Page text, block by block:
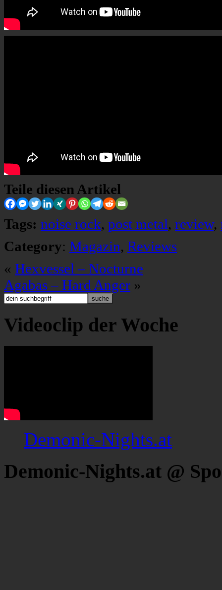
Teile diesen Artikel
Tags: noise rock, post metal, review,
Category: Magazin, Reviews
« Hexvessel – Nocturne
Agabas – Hard Anger »
Videoclip der Woche
Demonic-Nights.at
Demonic-Nights.at @